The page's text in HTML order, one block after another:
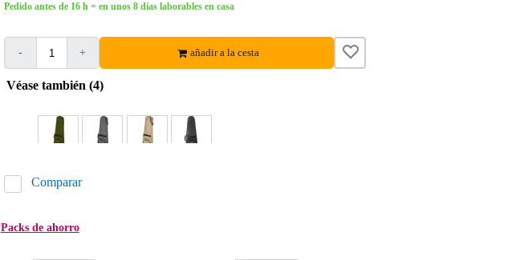
Pedido antes de 16 h = en unos 8 días laborables en casa
- + añadir a la cesta
Véase también (4)
Comparar
Packs de ahorro